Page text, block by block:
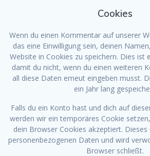
Cookies
Wenn du einen Kommentar auf unserer
das eine Einwilligung sein, deinen
Website in Cookies zu speichern. Dies
damit du nicht, wenn du einen weiteren
all diese Daten erneut eingeben musst.
ein Jahr lang
Falls du ein Konto hast und dich auf
werden wir ein temporäres Cookie
dein Browser Cookies akzeptiert.
personenbezogenen Daten und wird
Browser schließt.